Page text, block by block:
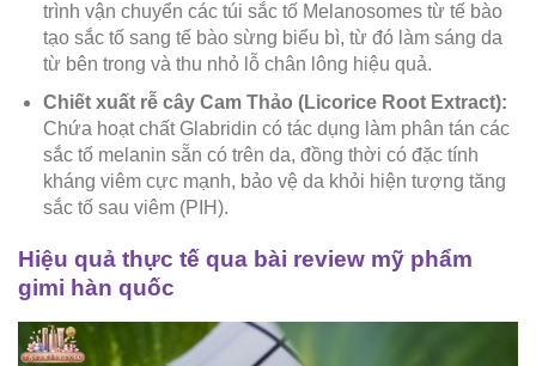
trình vận chuyển các túi sắc tố Melanosomes từ tế bào
tạo sắc tố sang tế bào sừng biểu bì, từ đó làm sáng da
từ bên trong và thu nhỏ lỗ chân lông hiệu quả.
Chiết xuất rễ cây Cam Thảo (Licorice Root Extract):
Chứa hoạt chất Glabridin có tác dụng làm phân tán các
sắc tố melanin sẵn có trên da, đồng thời có đặc tính
kháng viêm cực mạnh, bảo vệ da khỏi hiện tượng tăng
sắc tố sau viêm (PIH).
Hiệu quả thực tế qua bài review mỹ phẩm
gimi hàn quốc